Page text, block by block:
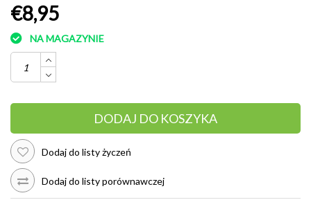
€8,95
NA MAGAZYNIE
DODAJ DO KOSZYKA
Dodaj do listy życzeń
Dodaj do listy porównawczej